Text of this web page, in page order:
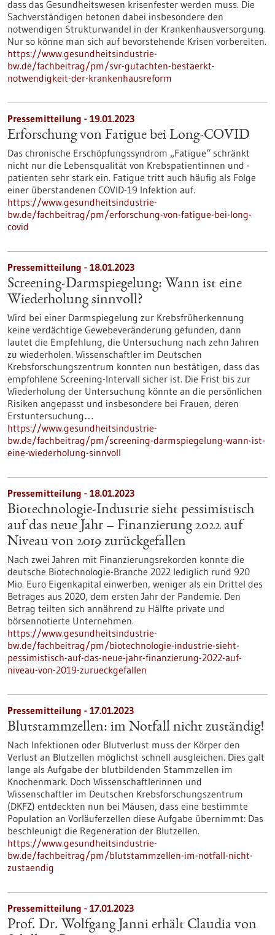
dass das Gesundheitswesen krisenfester werden muss. Die
Sachverständigen betonen dabei insbesondere den
notwendigen Strukturwandel in der Krankenhausversorgung.
Nur so könne man sich auf bevorstehende Krisen vorbereiten.
https://www.gesundheitsindustrie-
bw.de/fachbeitrag/pm/svr-gutachten-bestaerkt-
notwendigkeit-der-krankenhausreform
Pressemitteilung - 19.01.2023
Erforschung von Fatigue bei Long-COVID
Das chronische Erschöpfungssyndrom „Fatigue“ schränkt
nicht nur die Lebensqualität von Krebspatientinnen und -
patienten sehr stark ein. Fatigue tritt auch häufig als Folge
einer überstandenen COVID-19 Infektion auf.
https://www.gesundheitsindustrie-
bw.de/fachbeitrag/pm/erforschung-von-fatigue-bei-long-
covid
Pressemitteilung - 18.01.2023
Screening-Darmspiegelung: Wann ist eine
Wiederholung sinnvoll?
Wird bei einer Darmspiegelung zur Krebsfrüherkennung
keine verdächtige Gewebeveränderung gefunden, dann
lautet die Empfehlung, die Untersuchung nach zehn Jahren
zu wiederholen. Wissenschaftler im Deutschen
Krebsforschungszentrum konnten nun bestätigen, dass das
empfohlene Screening-Intervall sicher ist. Die Frist bis zur
Wiederholung der Untersuchung könnte an die persönlichen
Risiken angepasst und insbesondere bei Frauen, deren
Erstuntersuchung…
https://www.gesundheitsindustrie-
bw.de/fachbeitrag/pm/screening-darmspiegelung-wann-ist-
eine-wiederholung-sinnvoll
Pressemitteilung - 18.01.2023
Biotechnologie-Industrie sieht pessimistisch
auf das neue Jahr – Finanzierung 2022 auf
Niveau von 2019 zurückgefallen
Nach zwei Jahren mit Finanzierungsrekorden konnte die
deutsche Biotechnologie-Branche 2022 lediglich rund 920
Mio. Euro Eigenkapital einwerben, weniger als ein Drittel des
Betrages aus 2020, dem ersten Jahr der Pandemie. Den
Betrag teilten sich annährend zu Hälfte private und
börsennotierte Unternehmen.
https://www.gesundheitsindustrie-
bw.de/fachbeitrag/pm/biotechnologie-industrie-sieht-
pessimistisch-auf-das-neue-jahr-finanzierung-2022-auf-
niveau-von-2019-zurueckgefallen
Pressemitteilung - 17.01.2023
Blutstammzellen: im Notfall nicht zuständig!
Nach Infektionen oder Blutverlust muss der Körper den
Verlust an Blutzellen möglichst schnell ausgleichen. Dies galt
lange als Aufgabe der blutbildenden Stammzellen im
Knochenmark. Doch Wissenschaftlerinnen und
Wissenschaftler im Deutschen Krebsforschungszentrum
(DKFZ) entdeckten nun bei Mäusen, dass eine bestimmte
Population an Vorläuferzellen diese Aufgabe übernimmt: Das
beschleunigt die Regeneration der Blutzellen.
https://www.gesundheitsindustrie-
bw.de/fachbeitrag/pm/blutstammzellen-im-notfall-nicht-
zustaendig
Pressemitteilung - 17.01.2023
Prof. Dr. Wolfgang Janni erhält Claudia von